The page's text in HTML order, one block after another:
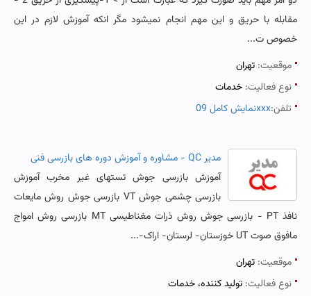
مقابله با حریق و این مهم انجام نمیشود مگر انکه آموزش لازم در این
خصوص ت...
موقعیت: تهران
نوع فعالیت: خدمات
تلفن:نمایش کامل 09xxx
مدیر QC - مشاوره و آموزش دوره های بازرسی فنی
آموزش بازرسی جوش تستهای غیر مخرب آموزش
بازرسی چشمی جوش VT بازرسی جوش روش مایعات
نافذ PT - بازرسی جوش روش ذرات مغناطیسی MT بازرسی روش امواج
مافوق صوت UT خوزستان- لرستان- اراک-...
موقعیت: تهران
نوع فعالیت: تولید کننده، خدمات